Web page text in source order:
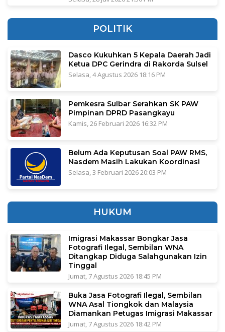
POLITIK
Dasco Kukuhkan 5 Kepala Daerah Jadi
Ketua DPC Gerindra di Rakorda Sulsel
Selasa, 4 Agustus 2026 18:16 PM
Pemkesra Sulbar Serahkan SK PAW
Pimpinan DPRD Pasangkayu
Kamis, 26 Februari 2026 16:32 PM
Belum Ada Keputusan Soal PAW RMS,
Nasdem Masih Lakukan Koordinasi
Selasa, 3 Februari 2026 20:03 PM
HUKUM
Imigrasi Makassar Bongkar Jasa
Fotografi Ilegal, Sembilan WNA
Ditangkap Diduga Salahgunakan Izin
Tinggal
Jumat, 7 Agustus 2026 18:45 PM
Buka Jasa Fotografi Ilegal, Sembilan
WNA Asal Tiongkok dan Malaysia
Diamankan Petugas Imigrasi Makassar
Jumat, 7 Agustus 2026 18:42 PM